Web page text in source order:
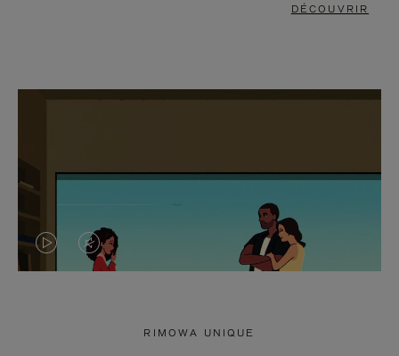
DÉCOUVRIR
LA LE
RIMOWA UNIQUE